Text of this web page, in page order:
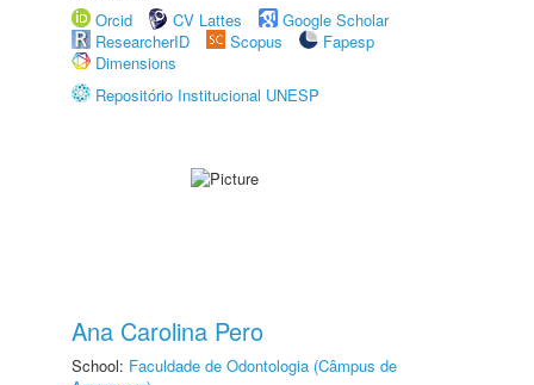
Orcid
CV Lattes
Google Scholar
ResearcherID
Scopus
Fapesp
Dimensions
Repositório Institucional UNESP
Ana Carolina Pero
School: Faculdade de Odontologia (Câmpus de